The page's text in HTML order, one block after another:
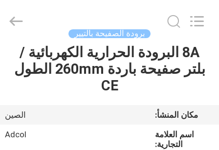
منزل
أشرطة
فيديو
(Guangzhou)
برودة الصفيحة بالتيير
8A البرودة الحرارية الكهربائية /
بلتر صفيحة باردة 260mm الطول
CE
مكان المنشأ:
الصين
اسم العلامة
التجارية:
Adcol